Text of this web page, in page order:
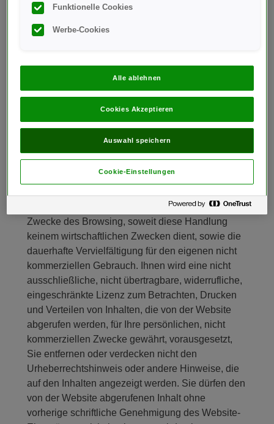
Eigentumsrechte
Die Website steht nur für Ihren persönlichen, nicht-
kommerziellen Gebrauch zur Verfügung. Die
Website ist das Eigentum des Website-
Eigentümers, einschließlich aller geistigen
Eigentumsrechte daran.
Sie dürfen diese Website nur für rechtmäßige
Zwecke und in Übereinstimmung mit diesen
allem die technisch bedingte Vervielfältigung zum
Zwecke des Browsing, soweit diese Handlung
keinem wirtschaftlichen Zwecken dient, sowie die
dauerhafte Vervielfältigung für den eigenen nicht
kommerziellen Gebrauch. Ihnen wird eine nicht
ausschließliche, nicht übertragbare, widerrufliche,
eingeschränkte Lizenz zum Betrachten, Drucken
und Verteilen von Inhalten, die von der Website
abgerufen werden, für Ihre persönlichen, nicht
kommerziellen Zwecke gewährt, vorausgesetzt,
Sie entfernen oder verdecken nicht den
Urheberrechtshinweis oder andere Hinweise, die
auf den Inhalten angezeigt werden. Sie dürfen den
von der Website abgerufenen Inhalt ohne
vorherige schriftliche Genehmigung des Website-
Funktionelle Cookies
Werbe-Cookies
Alle ablehnen
Cookies Akzeptieren
Auswahl speichern
Cookie-Einstellungen